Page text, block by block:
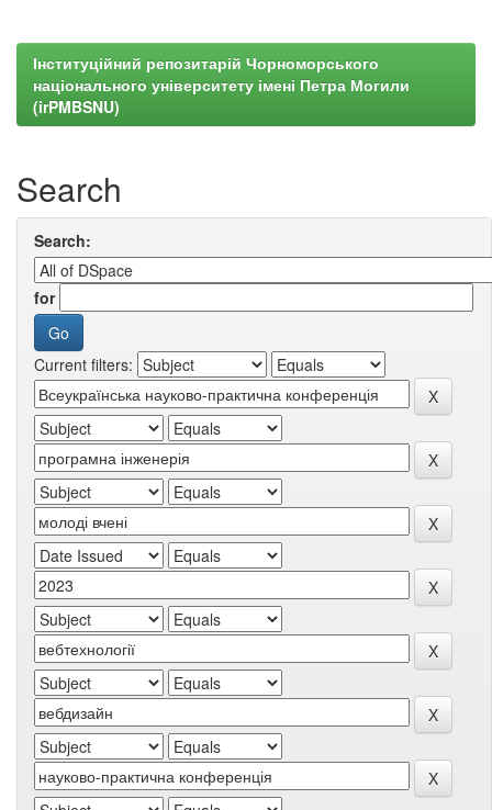
Інституційний репозитарій Чорноморського
національного університету імені Петра Могили
(irPMBSNU)
Search
Search:
for
Current filters: